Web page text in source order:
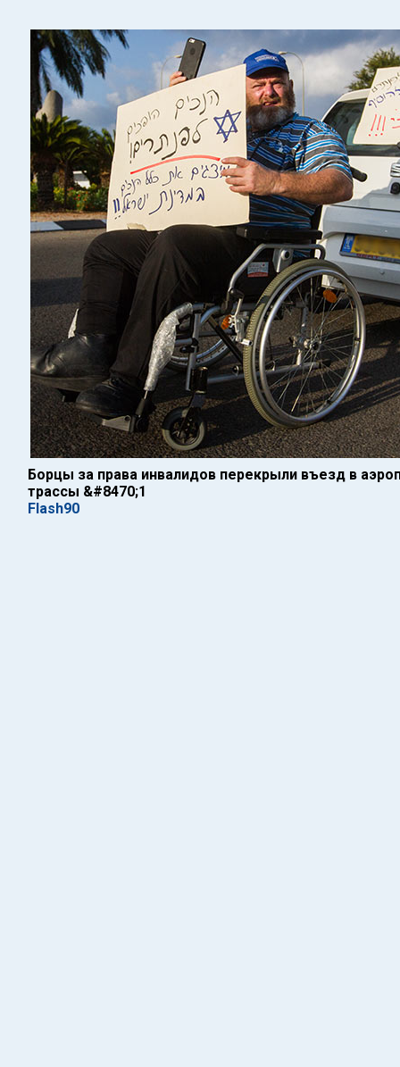
Борцы за права инвалидов перекрыли въезд в
трассы &#8470;1
Flash90